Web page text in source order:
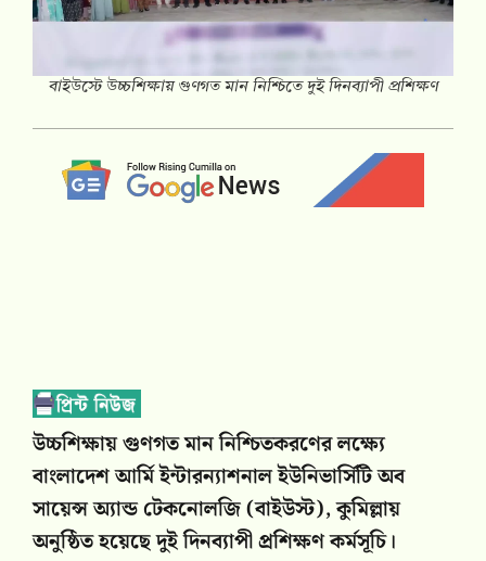
বাইউস্টে উচ্চশিক্ষায় গুণগত মান নিশ্চিতে দুই দিনব্যাপী প্রশিক্ষণ
উচ্চশিক্ষায় গুণগত মান নিশ্চিতকরণের লক্ষ্যে
বাংলাদেশ আর্মি ইন্টারন্যাশনাল ইউনিভার্সিটি অব
সায়েন্স অ্যান্ড টেকনোলজি (বাইউস্ট), কুমিল্লায়
অনুষ্ঠিত হয়েছে দুই দিনব্যাপী প্রশিক্ষণ কর্মসূচি।